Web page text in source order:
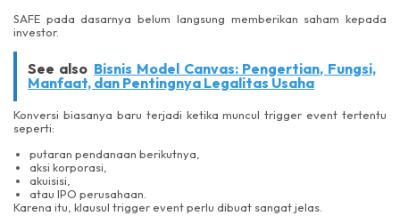
SAFE pada dasarnya belum langsung memberikan saham kepada
investor.
See also Bisnis Model Canvas: Pengertian, Fungsi,
Manfaat, dan Pentingnya Legalitas Usaha
Konversi biasanya baru terjadi ketika muncul trigger event tertentu
seperti:
putaran pendanaan berikutnya,
aksi korporasi,
akuisisi,
atau IPO perusahaan.
Karena itu, klausul trigger event perlu dibuat sangat jelas.